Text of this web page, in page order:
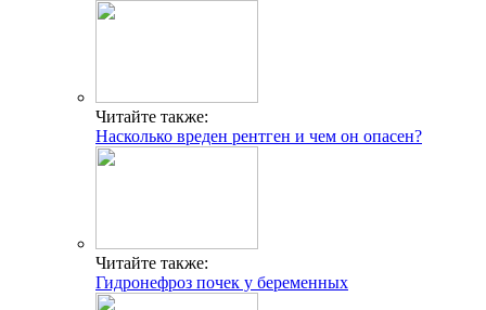
Читайте также:
Насколько вреден рентген и чем он опасен?
Читайте также:
Гидронефроз почек у беременных